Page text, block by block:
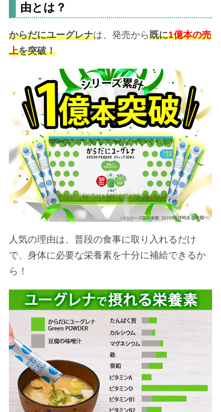
由とは？
からだにユーグレナは、発売から既に1億本の売
上を突破！
人気の理由は、普段の食事に取り入れるだけ
で、身体に必要な栄養素を十分に補給できるか
ら！